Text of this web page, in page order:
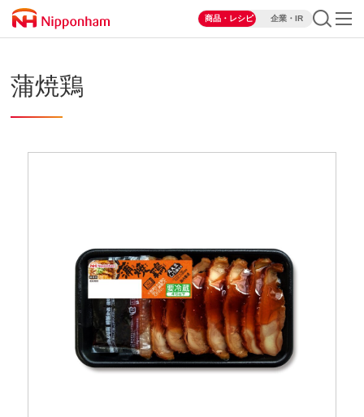
商品・レシピ 企業・IR
蒲焼鶏